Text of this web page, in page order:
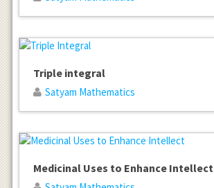
Triple integral
Satyam Mathematics
Medicinal Uses to Enhance Intellect